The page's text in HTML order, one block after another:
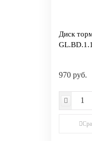
Диск
970 руб.